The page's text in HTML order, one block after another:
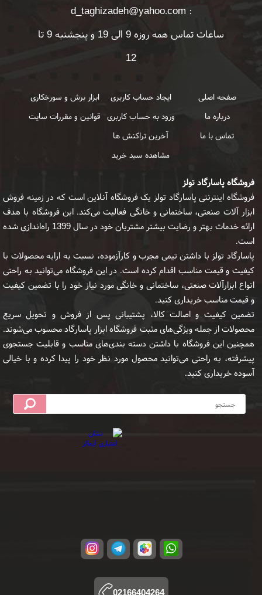
: d_taghizadeh@yahoo.com
ساعات تماس همه روزه 9 الی 19 و پنجشنبه 9 تا
12
صفحه اصلی
درباره ما
تماس با ما
ایجاد حساب کاربری
ورود به حساب کاربری
آخرین تراکنش ها
مشاهده سبد خرید
ابزار برش و سورخکاری
قوانین و مقررات سایت
فروشگاه پاسارگاد تولز
فروشگاه اینترنتی پاسارگاد تولز یک فروشگاه آنلاین است که در زمینه فروش
ابزار آلات صنعتی، ساختمانی و خانگی فعالیت می‌کند. این فروشگاه با هدف
ارائه خدمات بهتر و رضایت بیشتر مشتریان خود در سال 1399 راه‌اندازی شده
است.
پاسارگاد تولز با داشتن تیمی مجرب و کارآزموده، نسبت به ارایه محصولات با
کیفیت و قیمت مناسب اقدام کرده است. در این فروشگاه می‌توانید به راحتی
انواع ابزارآلات صنعتی، ساختمانی و خانگی مورد نیاز خود را با تضمین کیفیت
و قیمت مناسب خریداری کنید.
تضمین کیفیت و اصالت کالا، پشتیبانی پس از فروش و تحویل سریع
محصولات از جمله ویژگی‌های مثبت فروشگاه ابزار پاسارگاد محسوب می‌شوند.
همچنین این فروشگاه با داشتن دسته بندی‌های مناسب و قابلیت جستجوی
پیشرفته، به راحتی می‌توانید محصول مورد نظر خود را پیدا کرده و با خیالی
آسوده خریداری کنید.
02166404264